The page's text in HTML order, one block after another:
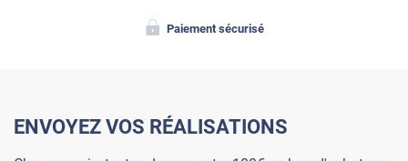
Paiement sécurisé
ENVOYEZ VOS RÉALISATIONS